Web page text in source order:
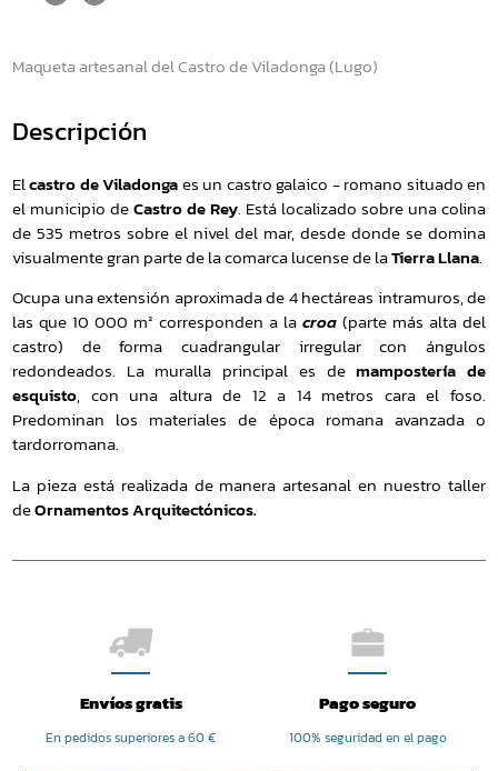
Maqueta artesanal del Castro de Viladonga (Lugo)
Descripción
Elcastro de Viladongaes un castro galaico - romano situado en
el municipio deCastro de Rey. Está localizado sobre una colina
de 535 metros sobre el nivel del mar, desde donde se domina
visualmente gran parte de la comarca lucense de laTierra Llana.
Ocupa una extensión aproximada de 4 hectáreas intramuros, de
las que 10 000 m² corresponden a la croa (parte más alta del
castro) de forma cuadrangular irregular con ángulos
redondeados. La muralla principal es demampostería de
esquisto, con una altura de 12 a 14 metros cara el foso.
Predominan los materiales de época romana avanzada o
tardorromana.
La pieza está realizada de manera artesanal en nuestro taller
deOrnamentos Arquitectónicos.
Envíos gratis
En pedidos superiores a 60 €
Pago seguro
100% seguridad en el pago